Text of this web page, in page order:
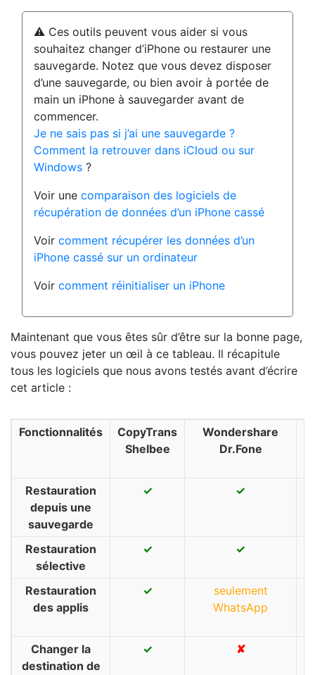
⚠️ Ces outils peuvent vous aider si vous
souhaitez changer d’iPhone ou restaurer une
sauvegarde. Notez que vous devez disposer
d’une sauvegarde, ou bien avoir à portée de
main un iPhone à sauvegarder avant de
commencer.
Je ne sais pas si j’ai une sauvegarde ?
Comment la retrouver dans iCloud ou sur
Windows ?
Voir une comparaison des logiciels de
récupération de données d’un iPhone cassé
Voir comment récupérer les données d’un
iPhone cassé sur un ordinateur
Voir comment réinitialiser un iPhone
Maintenant que vous êtes sûr d’être sur la bonne page,
vous pouvez jeter un œil à ce tableau. Il récapitule
tous les logiciels que nous avons testés avant d’écrire
cet article :
Fonctionnalités
CopyTrans
Shelbee
Wondershare
Dr.Fone
Restauration
depuis une
sauvegarde
✓ ✓
Restauration
sélective
✓ ✓
Restauration
des applis
✓
seulement
WhatsApp
Changer la
destination de
✓ ✘